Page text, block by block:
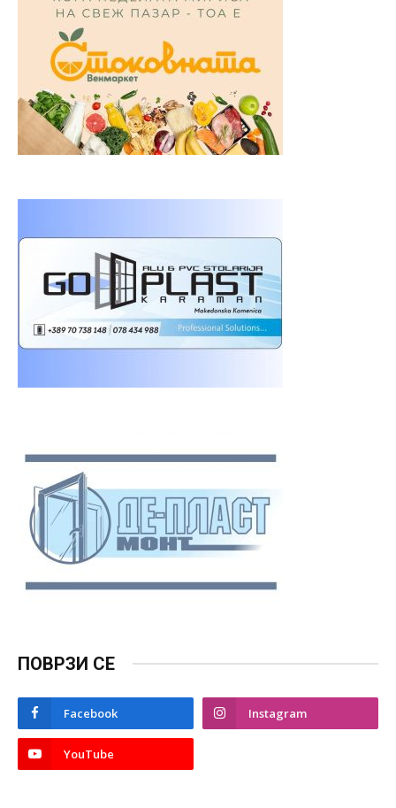
ПОВРЗИ СЕ
Facebook Instagram
YouTube